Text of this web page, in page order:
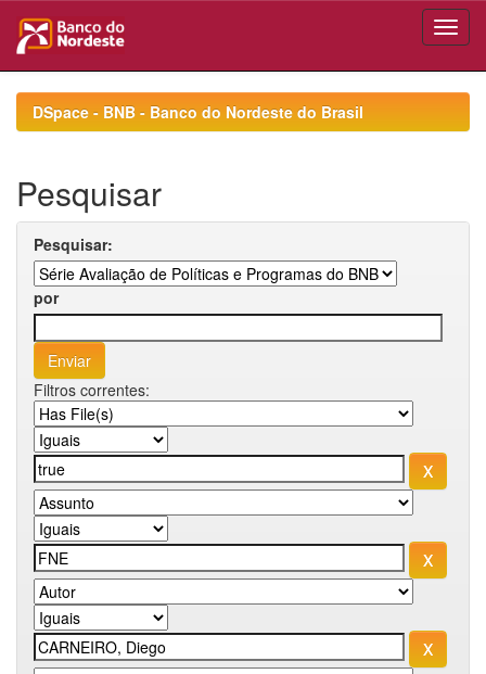
navigationDSpace - BNB - Banco do Nordeste do Brasil
Pesquisar
Pesquisar:
por
Filtros correntes: